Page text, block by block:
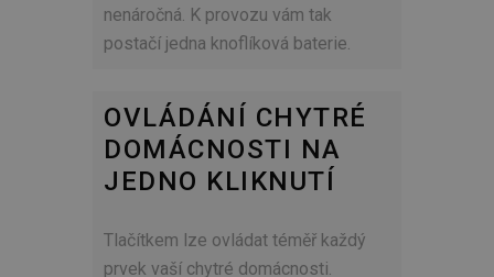
nenáročná. K provozu vám tak
postačí jedna knoflíková baterie.
OVLÁDÁNÍ CHYTRÉ
DOMÁCNOSTI NA
JEDNO KLIKNUTÍ
Tlačítkem lze ovládat téměř každý
prvek vaší chytré domácnosti.